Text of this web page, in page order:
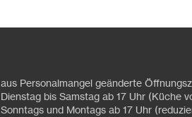
aus Personalmangel geänderte
Dienstag bis Samstag ab 17 Uhr (Küche
Sonntags und Montags ab 17 Uhr